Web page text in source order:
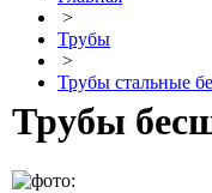
>
Трубы
>
Трубы стальные
Трубы